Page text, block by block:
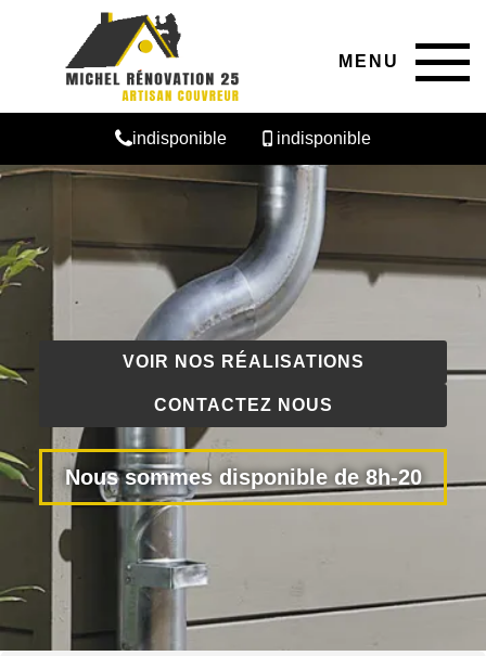
MENU
indisponible indisponible
VOIR NOS RÉALISATIONS
CONTACTEZ NOUS
Nous sommes disponible de 8h-20